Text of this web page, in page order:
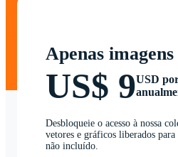
Apenas imagens
US$ 9USD
Desbloqueie o acesso à nossa
vetores e gráficos liberados
não incluído.